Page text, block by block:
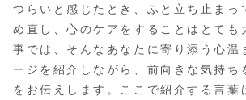
つらいと感じたとき、ふと立ち止まっ
め直し、心のケアをすることはとても
事では、そんなあなたに寄り添う心温
ージを紹介しながら、前向きな気持ち
をお伝えします。ここで紹介する言葉